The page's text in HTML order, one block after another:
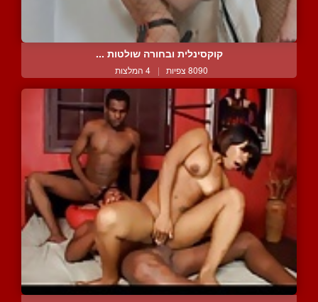
קוקסינלית ובחורה שולטות ...
8090 צפיות | 4 המלצות